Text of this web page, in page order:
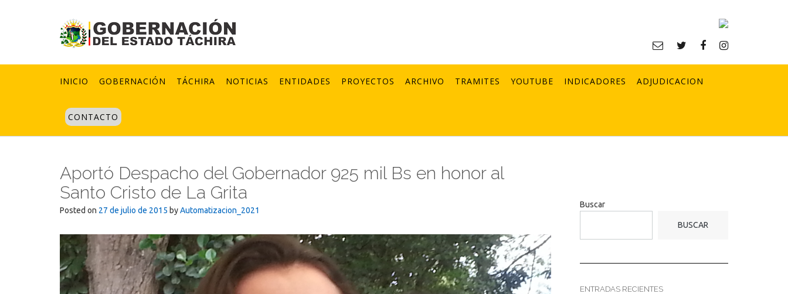
INICIO GOBERNACIÓN TÁCHIRA NOTICIAS ENTIDADES PROYECTOS ARCHIVO TRAMITES YOUTUBE INDICADORES ADJUDICACION
CONTACTO
Aportó Despacho del Gobernador 925 mil Bs en honor al
Santo Cristo de La Grita
Posted on 27 de julio de 2015 byAutomatizacion_2021
Buscar
BUSCAR
ENTRADAS RECIENTES